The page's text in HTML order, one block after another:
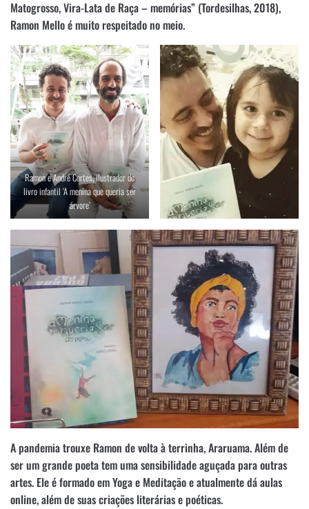
Matogrosso, Vira-Lata de Raça – memórias” (Tordesilhas, 2018),
Ramon Mello é muito respeitado no meio.
Ramon e André Cortes, ilustrador do
livro infantil ‘A menina que queria ser
árvore’
A pandemia trouxe Ramon de volta à terrinha, Araruama. Além de
ser um grande poeta tem uma sensibilidade aguçada para outras
artes. Ele é formado em Yoga e Meditação e atualmente dá aulas
online, além de suas criações literárias e poéticas.